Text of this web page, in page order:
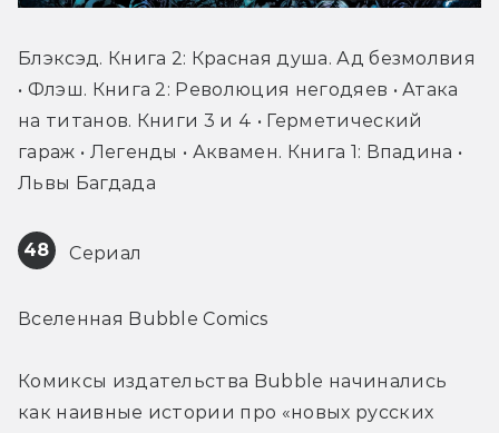
Блэксэд. Книга 2: Красная душа. Ад безмолвия
• Флэш. Книга 2: Революция негодяев • Атака
на титанов. Книги 3 и 4 • Герметический
гараж • Легенды • Аквамен. Книга 1: Впадина •
Львы Багдада
48 Сериал
Вселенная Bubble Comics
Комиксы издательства Bubble начинались
как наивные истории про «новых русских